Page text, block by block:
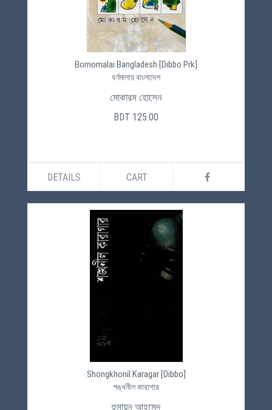
Bornomalai Bangladesh [Dibbo Prk]
বর্ণমালায় বাংলাদেশ
মোকারম হোসেন
BDT 125.00
DETAILS CART
Shongkhonil Karagar [Dibbo]
শঙ্খনীল কারাগার
হুমায়ূন আহমেদ